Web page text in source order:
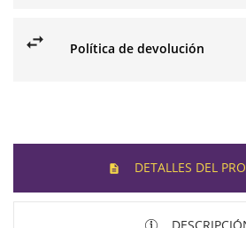
Política de devolución
DETALLES DEL